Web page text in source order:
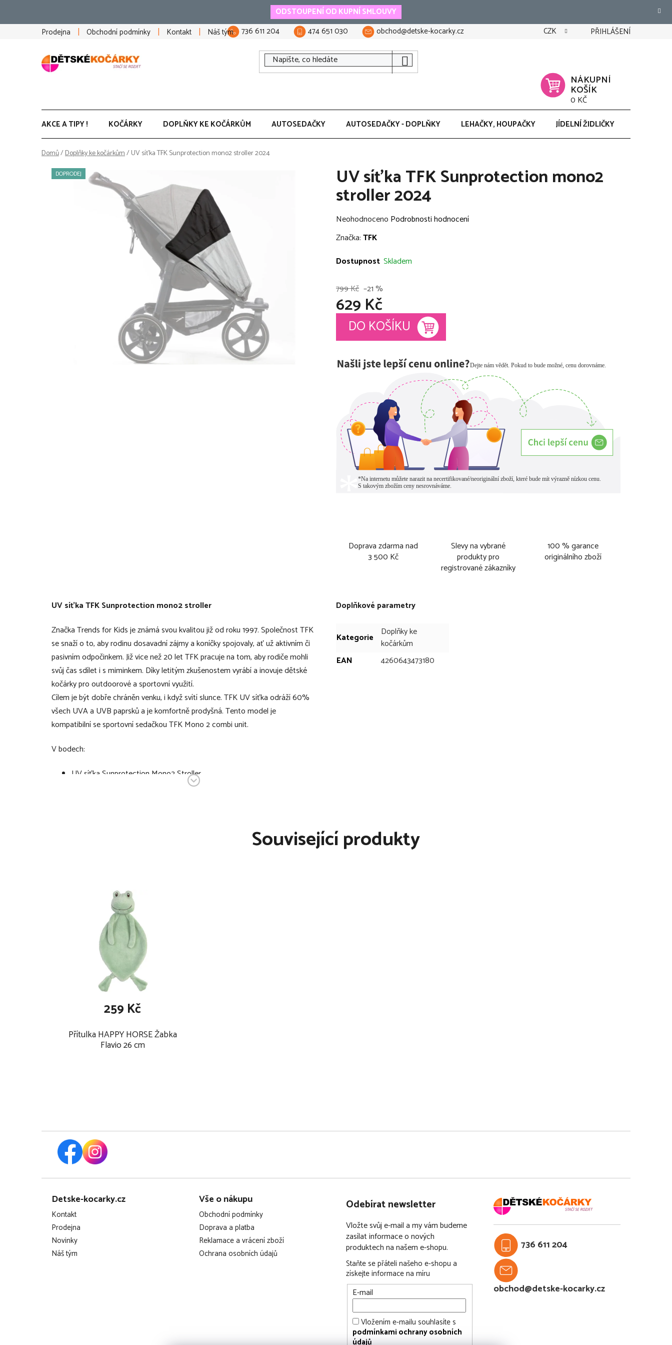
obsah
ODSTOUPENÍ OD KUPNÍ SMLOUVY
Prodejna
Obchodní podmínky Kontakt Náš tým 736 611 204 474 651 030 obchod@detske-kocarky.cz CZK PŘIHLÁŠENÍ
NÁKUPNÍ
KOŠÍK
0 KČ
AKCE A TIPY ! KOČÁRKY DOPLŇKY KE KOČÁRKŮM AUTOSEDAČKY AUTOSEDAČKY - DOPLŇKY LEHAČKY, HOUPAČKY JÍDELNÍ ŽIDLIČKY
Domů/Doplňky ke kočárkům/UV síťka TFK Sunprotection mono2 stroller 2024
UV síťka TFK Sunprotection mono2
stroller 2024
Průměrné
hodnocení
je
z
5
hvězdiček.
Neohodnoceno Podrobnosti hodnocení
Značka:TFK
Dostupnost Skladem
799 Kč –21 %
629 Kč
Měrná cena:
DO KOŠÍKU
Doprava zdarma nad
3 500 Kč
Slevy na vybrané
produkty pro
registrované zákazníky
100 % garance
originálního zboží
DOPRODEJ
UV síťka TFK Sunprotection mono2 stroller
Značka Trends for Kids je známá svou kvalitou již od roku 1997. Společnost TFK
se snaží o to, aby rodinu dosavadní zájmy a koníčky spojovaly, ať už aktivním či
pasivním odpočinkem. Již vice než 20 let TFK pracuje na tom, aby rodiče mohli
svůj čas sdílet i s miminkem. Díky letitým zkušenostem vyrábí a inovuje dětské
kočárky pro outdoorové a sportovní využití.
Cílem je být dobře chráněn venku, i když svítí slunce. TFK UV síťka odráží 60%
všech UVA a UVB paprsků a je komfortně prodyšná. Tento model je
kompatibilní se sportovní sedačkou TFK Mono 2 combi unit.
V bodech:
UV síťka Sunprotection Mono2 Stroller
UV síťka na sportovní sedačku TFK Mono 2
Doplňkové parametry
Kategorie
Doplňky ke
kočárkům
EAN
4260643473180
Související produkty
Přítulka HAPPY HORSE Žabka
Flavio 26 cm
259 Kč
Detske-kocarky.cz
Kontakt
Prodejna
Novinky
Náš tým
Vše o nákupu
Obchodní podmínky
Doprava a platba
Reklamace a vrácení zboží
Ochrana osobních údajů
Odebírat newsletter
Vložte svůj e-mail a my vám budeme
zasílat informace o nových
produktech na našem e-shopu.
Staňte se přáteli našeho e-shopu a
získejte informace na míru
E-mail
Vložením e-mailu souhlasíte s
podmínkami ochrany osobních
údajů
736 611 204
obchod@detske-kocarky.cz